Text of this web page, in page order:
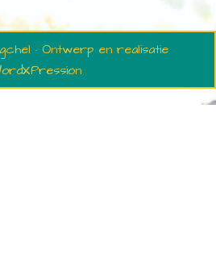
· Ontwerp en realisatie